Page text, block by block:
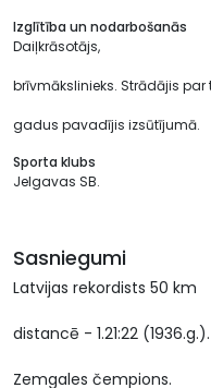
Izglītība un nodarbošanās
Daiļkrāsotājs,
brīvmākslinieks. Strādājis par
gadus pavadījis izsūtījumā.
Sporta klubs
Jelgavas SB.
Sasniegumi
Latvijas rekordists 50 km
distancē - 1.21:22
Zemgales čempions.